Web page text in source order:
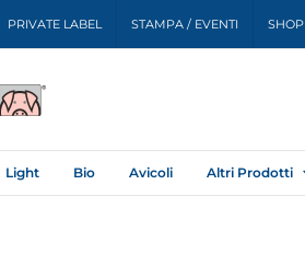
PRIVATE LABEL STAMPA / EVENTI SHOP
Light Bio Avicoli Altri Prodotti